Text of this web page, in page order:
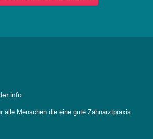
alle Menschen die eine gute Zahnarztpraxis